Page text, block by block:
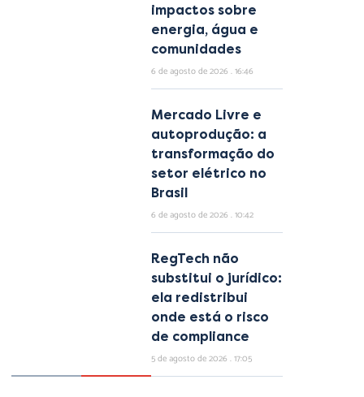
impactos sobre
energia, água e
comunidades
6 de agosto de 2026 16:46
Mercado Livre e
autoprodução: a
transformação do
setor elétrico no
Brasil
6 de agosto de 2026 10:42
RegTech não
substitui o jurídico:
ela redistribui
onde está o risco
de compliance
5 de agosto de 2026 17:05